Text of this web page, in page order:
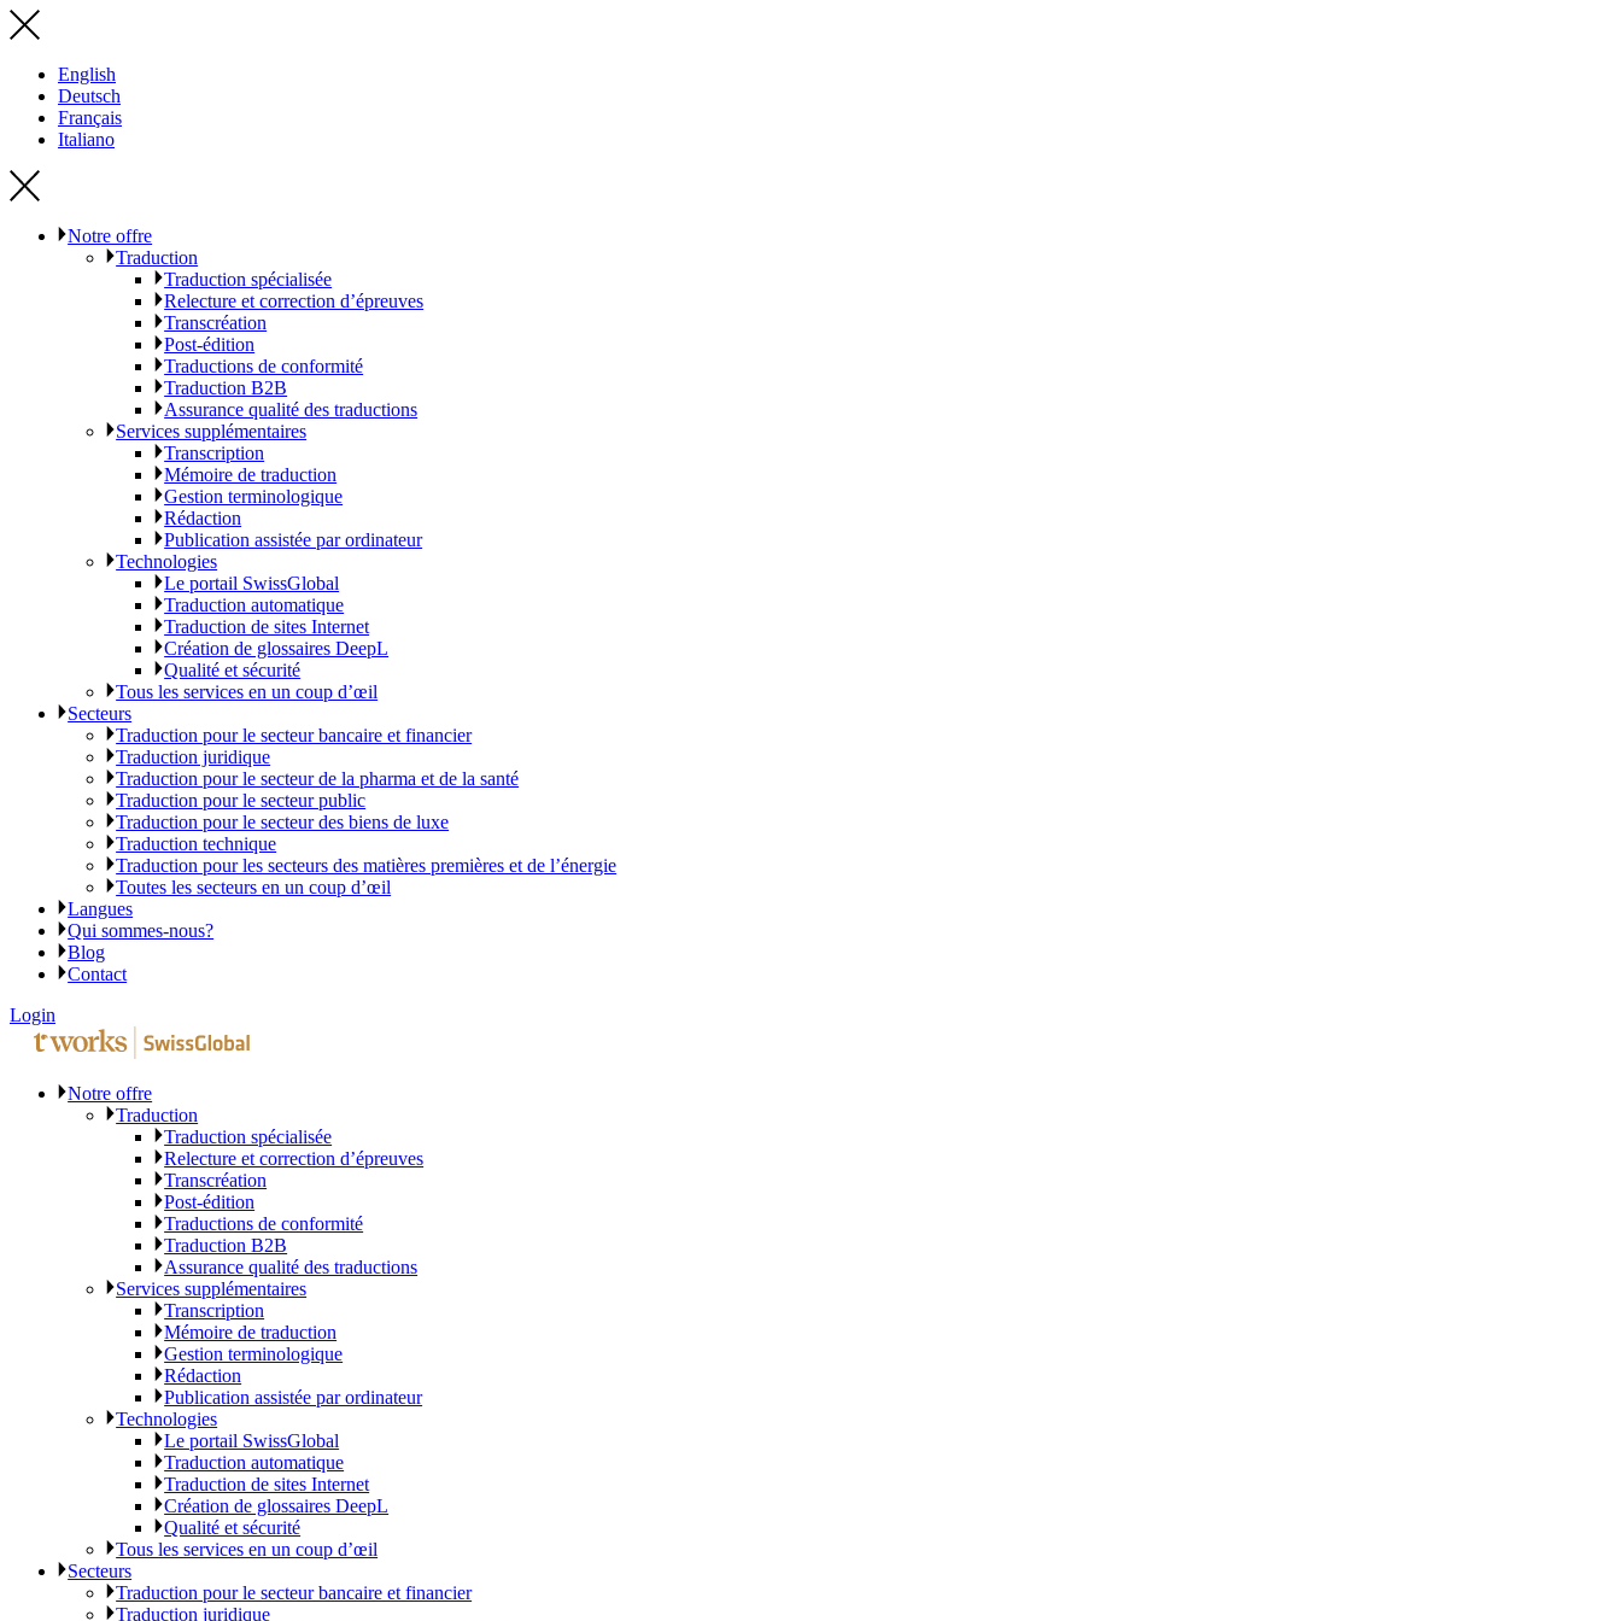
English
Deutsch
Français
Italiano
Notre offre
Traduction
Traduction spécialisée
Relecture et correction d’épreuves
Transcréation
Post-édition
Traductions de conformité
Traduction B2B
Assurance qualité des traductions
Services supplémentaires
Transcription
Mémoire de traduction
Gestion terminologique
Rédaction
Publication assistée par ordinateur
Technologies
Le portail SwissGlobal
Traduction automatique
Traduction de sites Internet
Création de glossaires DeepL
Qualité et sécurité
Tous les services en un coup d’œil
Secteurs
Traduction pour le secteur bancaire et financier
Traduction juridique
Traduction pour le secteur de la pharma et de la santé
Traduction pour le secteur public
Traduction pour le secteur des biens de luxe
Traduction technique
Traduction pour les secteurs des matières premières et de l’énergie
Toutes les secteurs en un coup d’œil
Langues
Qui sommes-nous?
Blog
Contact
Login
Notre offre
Traduction
Traduction spécialisée
Relecture et correction d’épreuves
Transcréation
Post-édition
Traductions de conformité
Traduction B2B
Assurance qualité des traductions
Services supplémentaires
Transcription
Mémoire de traduction
Gestion terminologique
Rédaction
Publication assistée par ordinateur
Technologies
Le portail SwissGlobal
Traduction automatique
Traduction de sites Internet
Création de glossaires DeepL
Qualité et sécurité
Tous les services en un coup d’œil
Secteurs
Traduction pour le secteur bancaire et financier
Traduction juridique